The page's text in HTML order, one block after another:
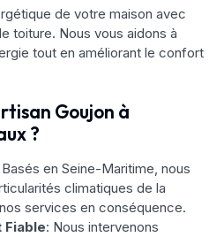
de votre maison avec
toiture. Nous vous aidons à
tout en améliorant le confort
Goujon à
?
Basés en Seine-Maritime, nous
climatiques de la
services en conséquence.
Fiable: Nous intervenons